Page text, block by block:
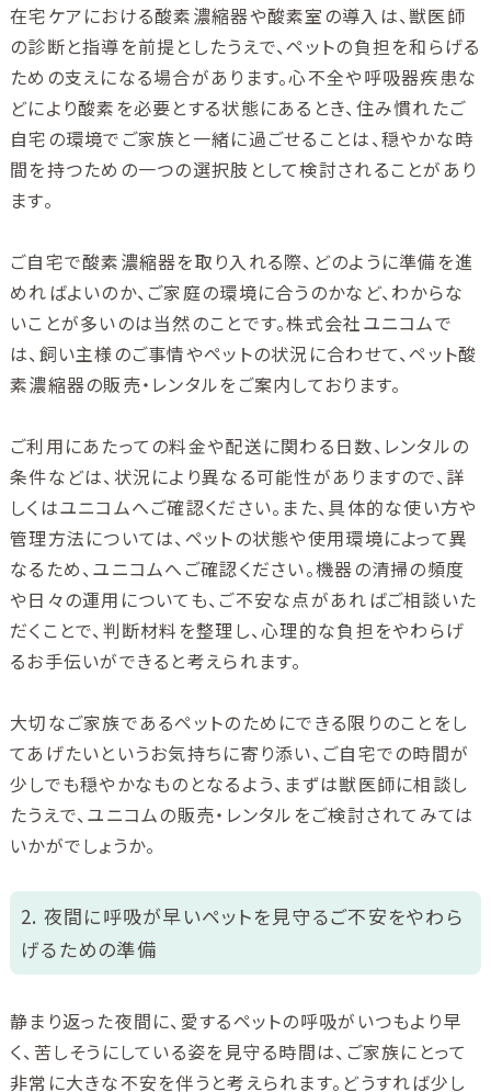
在宅ケアにおける酸素濃縮器や酸素室の導入は、獣医師
の診断と指導を前提としたうえで、ペットの負担を和らげる
ための支えになる場合があります。心不全や呼吸器疾患な
どにより酸素を必要とする状態にあるとき、住み慣れたご
自宅の環境でご家族と一緒に過ごせることは、穏やかな時
間を持つための一つの選択肢として検討されることがあり
ます。
ご自宅で酸素濃縮器を取り入れる際、どのように準備を進
めればよいのか、ご家庭の環境に合うのかなど、わからな
いことが多いのは当然のことです。株式会社ユニコムで
は、飼い主様のご事情やペットの状況に合わせて、ペット酸
素濃縮器の販売・レンタルをご案内しております。
ご利用にあたっての料金や配送に関わる日数、レンタルの
条件などは、状況により異なる可能性がありますので、詳
しくはユニコムへご確認ください。また、具体的な使い方や
管理方法については、ペットの状態や使用環境によって異
なるため、ユニコムへご確認ください。機器の清掃の頻度
や日々の運用についても、ご不安な点があればご相談いた
だくことで、判断材料を整理し、心理的な負担をやわらげ
るお手伝いができると考えられます。
大切なご家族であるペットのためにできる限りのことをし
てあげたいというお気持ちに寄り添い、ご自宅での時間が
少しでも穏やかなものとなるよう、まずは獣医師に相談し
たうえで、ユニコムの販売・レンタルをご検討されてみては
いかがでしょうか。
2. 夜間に呼吸が早いペットを見守るご不安をやわら
げるための準備
静まり返った夜間に、愛するペットの呼吸がいつもより早
く、苦しそうにしている姿を見守る時間は、ご家族にとって
非常に大きな不安を伴うと考えられます。どうすれば少し